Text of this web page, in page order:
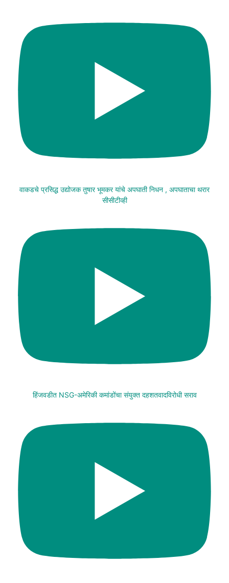
वाकडचे प्रसिद्ध उद्योजक तुषार भूमकर यांचे अपघाती निधन , अपघाताचा थरार
सीसीटीव्ही
हिंजवडीत NSG-अमेरिकी कमांडोंचा संयुक्त दहशतवादविरोधी सराव